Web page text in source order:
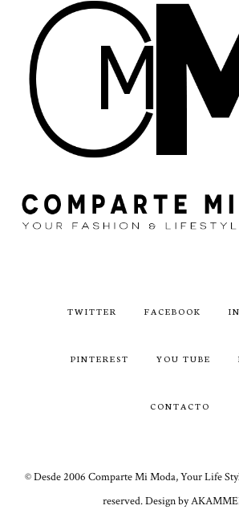
TWITTER FACEBOOK
PINTEREST YOU TUBE
CONTACTO
© Desde 2006 Comparte Mi Moda, Your Life
reserved. Design by